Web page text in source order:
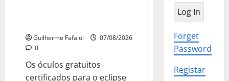
Guilherme Fafaiol
07/08/2026
0
Os óculos gratuitos
certificados para o eclipse
Forget
Password
Registar